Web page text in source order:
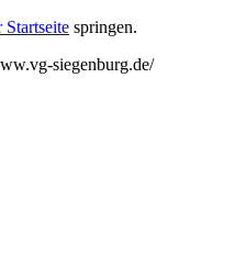
Startseite springen.
siegenburg.de/